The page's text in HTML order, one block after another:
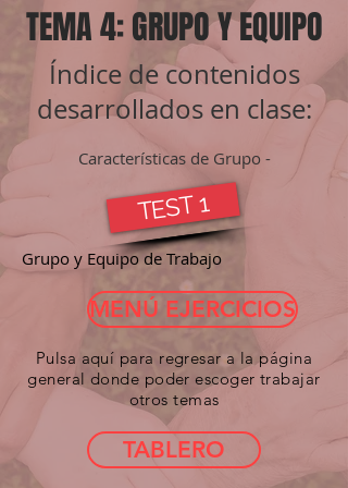
TEMA 4: GRUPO Y EQUIPO
Índice de contenidos
desarrollados en clase:
Característicasde Grupo -
TEST 1
Grupo y Equipo de Trabajo
MENÚ EJERCICIOS
Pulsa aquí para regresar a la página
general donde poder escoger trabajar
otros temas
TABLERO